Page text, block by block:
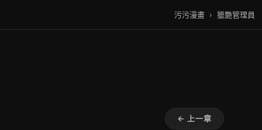
污污漫畫 › 獵艷管理員
← 上一章